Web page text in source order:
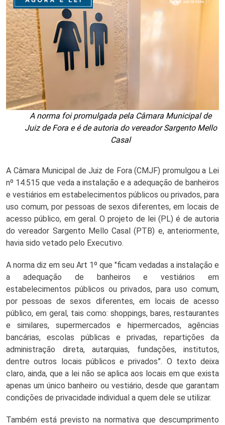
A norma foi promulgada pela Câmara Municipal de
Juiz de Fora e é de autoria do vereador Sargento Mello
Casal
A Câmara Municipal de Juiz de Fora (CMJF) promulgou a Lei
nº 14.515 que veda a instalação e a adequação de banheiros
e vestiários em estabelecimentos públicos ou privados, para
uso comum, por pessoas de sexos diferentes, em locais de
acesso público, em geral. O projeto de lei (PL) é de autoria
do vereador Sargento Mello Casal (PTB) e, anteriormente,
havia sido vetado pelo Executivo.
A norma diz em seu Art 1º que "ficam vedadas a instalação e
a adequação de banheiros e vestiários em
estabelecimentos públicos ou privados, para uso comum,
por pessoas de sexos diferentes, em locais de acesso
público, em geral, tais como: shoppings, bares, restaurantes
e similares, supermercados e hipermercados, agências
bancárias, escolas públicas e privadas, repartições da
administração direta, autarquias, fundações, institutos,
dentre outros locais públicos e privados”. O texto deixa
claro, ainda, que a lei não se aplica aos locais em que exista
apenas um único banheiro ou vestiário, desde que garantam
condições de privacidade individual a quem dele se utilizar.
Também está previsto na normativa que descumprimento